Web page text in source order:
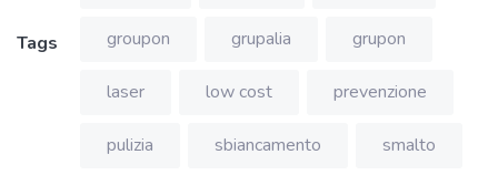
Tags groupon grupalia grupon
laser low cost prevenzione
pulizia sbiancamento smalto